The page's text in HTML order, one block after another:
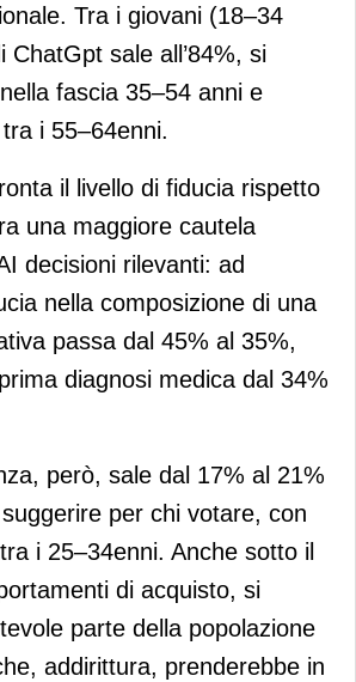
Tra i giovani (18–34
ChatGpt sale all’84%, si
fascia 35–54 anni e
i 55–64enni.
il livello di fiducia rispetto
una maggiore cautela
decisioni rilevanti: ad
nella composizione di una
passa dal 45% al 35%,
diagnosi medica dal 34%
però, sale dal 17% al 21%
per chi votare, con
i 25–34enni. Anche sotto il
di acquisto, si
parte della popolazione
addirittura, prenderebbe in